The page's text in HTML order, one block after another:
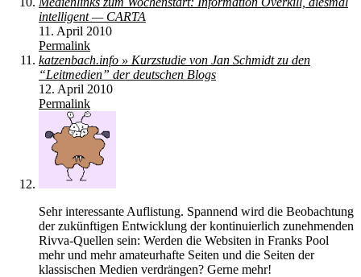
intelligent — CARTA
11. April 2010
Permalink
katzenbach.info » Kurzstudie von Jan Schmidt zu den
“Leitmedien” der deutschen Blogs
12. April 2010
Permalink
Sehr interessante Auflistung. Spannend wird die Beobachtung
der zukünftigen Entwicklung der kontinuierlich zunehmenden
Rivva-Quellen sein: Werden die Websiten in Franks Pool
mehr und mehr amateurhafte Seiten und die Seiten der
klassischen Medien verdrängen? Gerne mehr!